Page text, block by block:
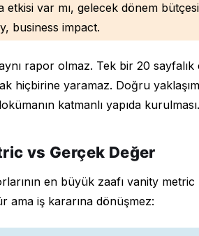
etkisi var mı, gelecek dönem
business impact.
rapor olmaz. Tek bir 20
hiçbirine yaramaz. Doğru
katmanlı yapıda kurulması.
vs Gerçek Değer
en büyük zaafı vanity metric
ama iş kararına dönüşmez: